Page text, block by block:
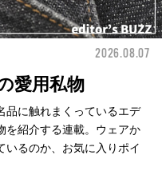
2026.08.07
愛用私物
品に触れまくっているエデ
を紹介する連載。ウェアか
いるのか、お気に入りポイ